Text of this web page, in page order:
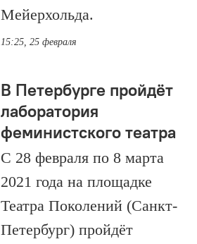
Мейерхольда.
15:25, 25 февраля
В Петербурге пройдёт
лаборатория
феминистского театра
С 28 февраля по 8 марта
2021 года на площадке
Театра Поколений (Санкт-
Петербург) пройдёт